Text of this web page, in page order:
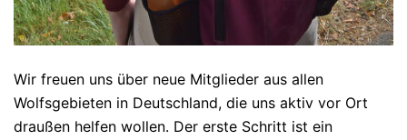
Wir freuen uns über neue Mitglieder aus allen
Wolfsgebieten in Deutschland, die uns aktiv vor Ort
draußen helfen wollen. Der erste Schritt ist ein